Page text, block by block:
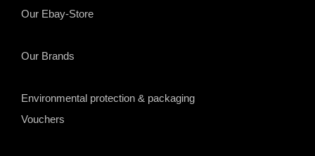
Our Ebay-Store
Our Brands
Environmental protection & packaging
Vouchers